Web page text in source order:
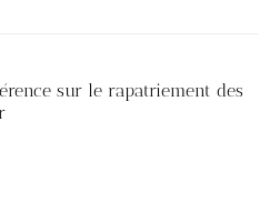
sur le rapatriement des